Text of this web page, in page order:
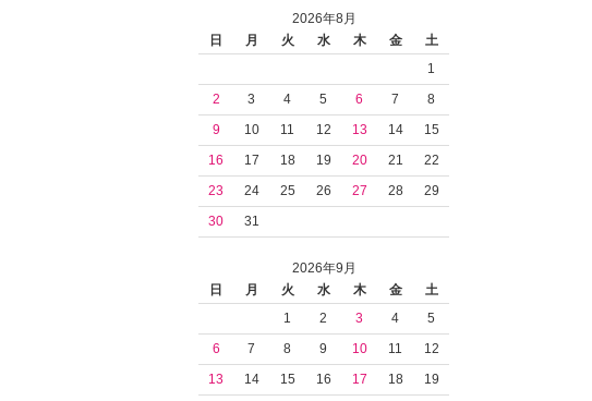
2026年8月
日
月 火 水 木 金
土
1
2
3 4 5 6 7
8
9
10 11 12 13 14
15
16
17 18 19 20 21
22
23
24 25 26 27 28
29
30
31
2026年9月
日
月 火 水 木 金
土
1
2 3 4
5
6
7 8 9 10 11
12
13
14 15 16 17 18
19